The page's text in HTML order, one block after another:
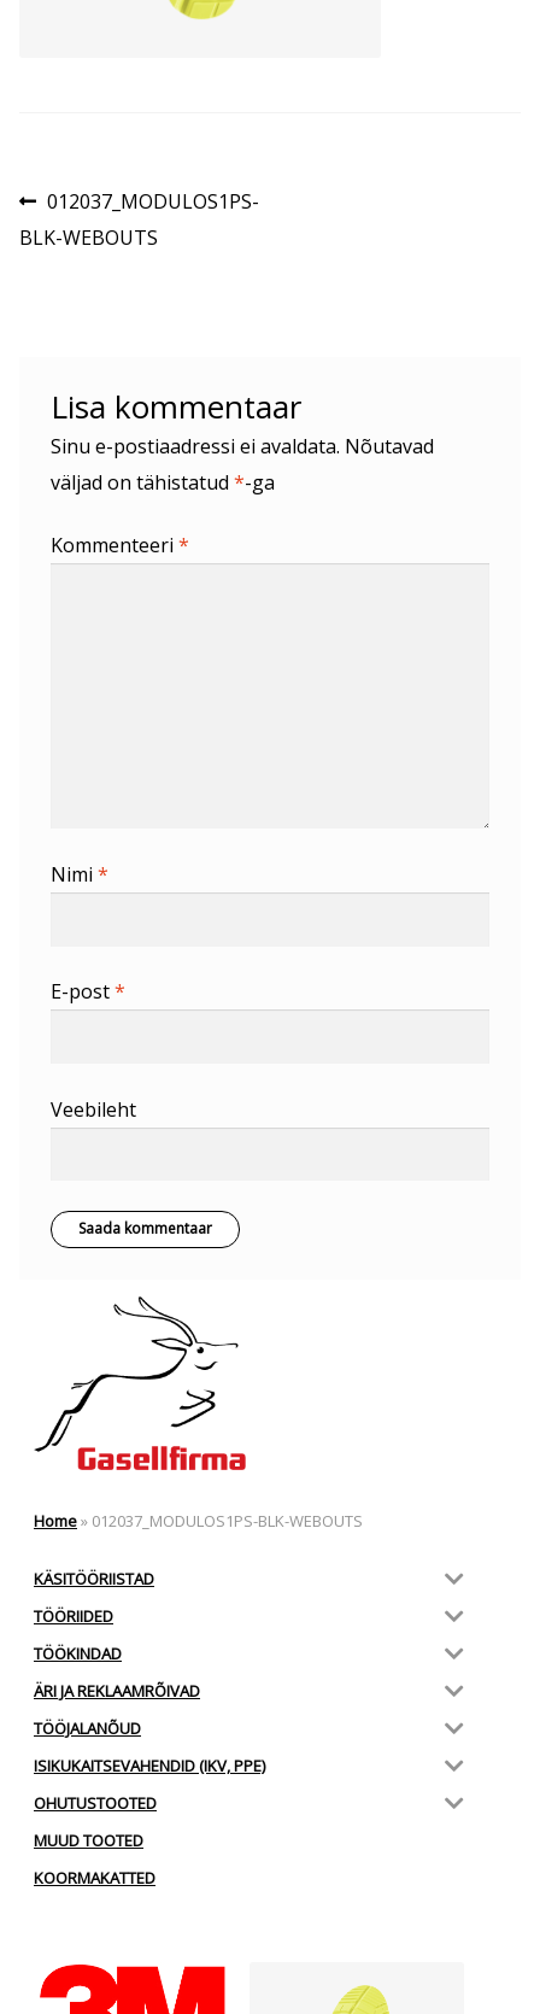
Navigeerimine
Eelmine
postitus:
012037_MODULOS1PS-
BLK-WEBOUTS
Lisa kommentaar
Sinu e-postiaadressi ei avaldata. Nõutavad
väljad on tähistatud *-ga
Kommenteeri *
Nimi *
E-post*
Veebileht
Home» 012037_MODULOS1PS-BLK-WEBOUTS
KÄSITÖÖRIISTAD
TÖÖRIIDED
TÖÖKINDAD
ÄRI JA REKLAAMRÕIVAD
TÖÖJALANÕUD
ISIKUKAITSEVAHENDID (IKV, PPE)
OHUTUSTOOTED
MUUD TOOTED
KOORMAKATTED